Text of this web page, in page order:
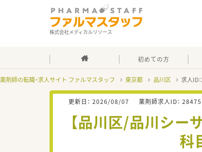
株式会社メディカルリソース
初めての方
薬剤師の転職・求人サイト ファルマスタッフ 東京都 品川区 求人ID
更新日： 2026/08/07 薬剤師求人ID： 28475
【品川区/品川シ
科